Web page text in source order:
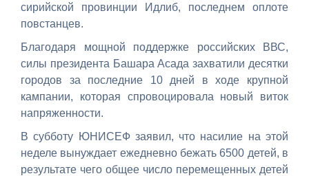
сирийской провинции Идлиб, последнем оплоте
повстанцев.
Благодаря мощной поддержке российских ВВС,
силы президента Башара Асада захватили десятки
городов за последние 10 дней в ходе крупной
кампании, которая спровоцировала новый виток
напряженности.
В субботу ЮНИСЕФ заявил, что насилие на этой
неделе вынуждает ежедневно бежать 6500 детей, в
результате чего общее число перемещенных детей